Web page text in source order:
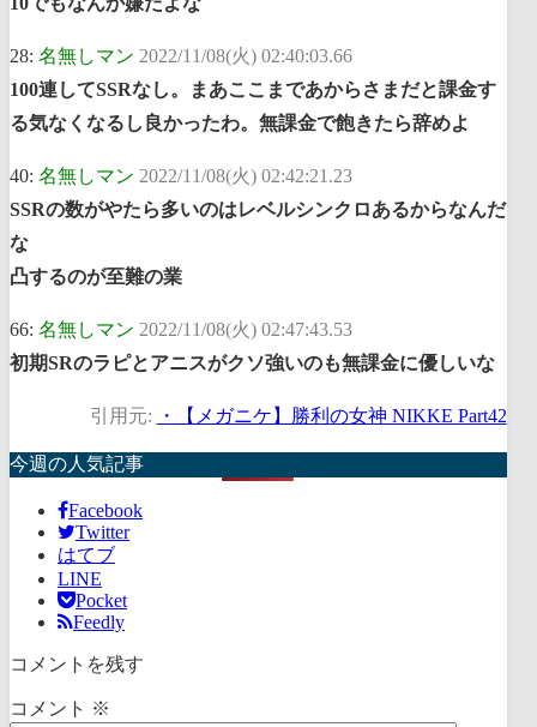
28: 名無しマン 2022/11/08(火) 02:40:03.66
100連してSSRなし。まあここまであからさまだと課金す
る気なくなるし良かったわ。無課金で飽きたら辞めよ
40: 名無しマン 2022/11/08(火) 02:42:21.23
SSRの数がやたら多いのはレベルシンクロあるからなんだ
な
凸するのが至難の業
66: 名無しマン 2022/11/08(火) 02:47:43.53
初期SRのラピとアニスがクソ強いのも無課金に優しいな
引用元: ・【メガニケ】勝利の女神 NIKKE Part42
今週の人気記事
Facebook
Twitter
はてブ
LINE
Pocket
Feedly
コメントを残す
コメント ※